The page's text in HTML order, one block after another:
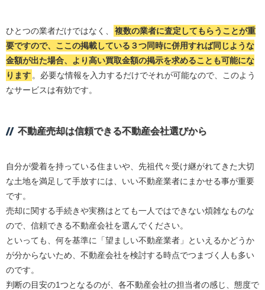
ひとつの業者だけではなく、
複数の業者に査定してもらうことが重
要ですので、ここの掲載している３つ同時に併用すれば同じような
金額が出た場合、より高い買取金額の掲示を求めることも可能にな
ります 。必要な情報を入力するだけでそれが可能なので、このよう
なサービスは有効です。
不動産売却は信頼できる不動産会社選びから
自分が愛着を持っている住まいや、先祖代々受け継がれてきた大切
な土地を満足して手放すには、いい不動産業者にまかせる事が重要
です。
売却に関する手続きや実務はとても一人ではできない煩雑なものな
ので、信頼できる不動産会社を選んでください。
といっても、何を基準に「望ましい不動産業者」といえるかどうか
が分からないため、不動産会社を検討する時点でつまづく人も多い
のです。
判断の目安の1つとなるのが、各不動産会社の担当者の感じ、態度で